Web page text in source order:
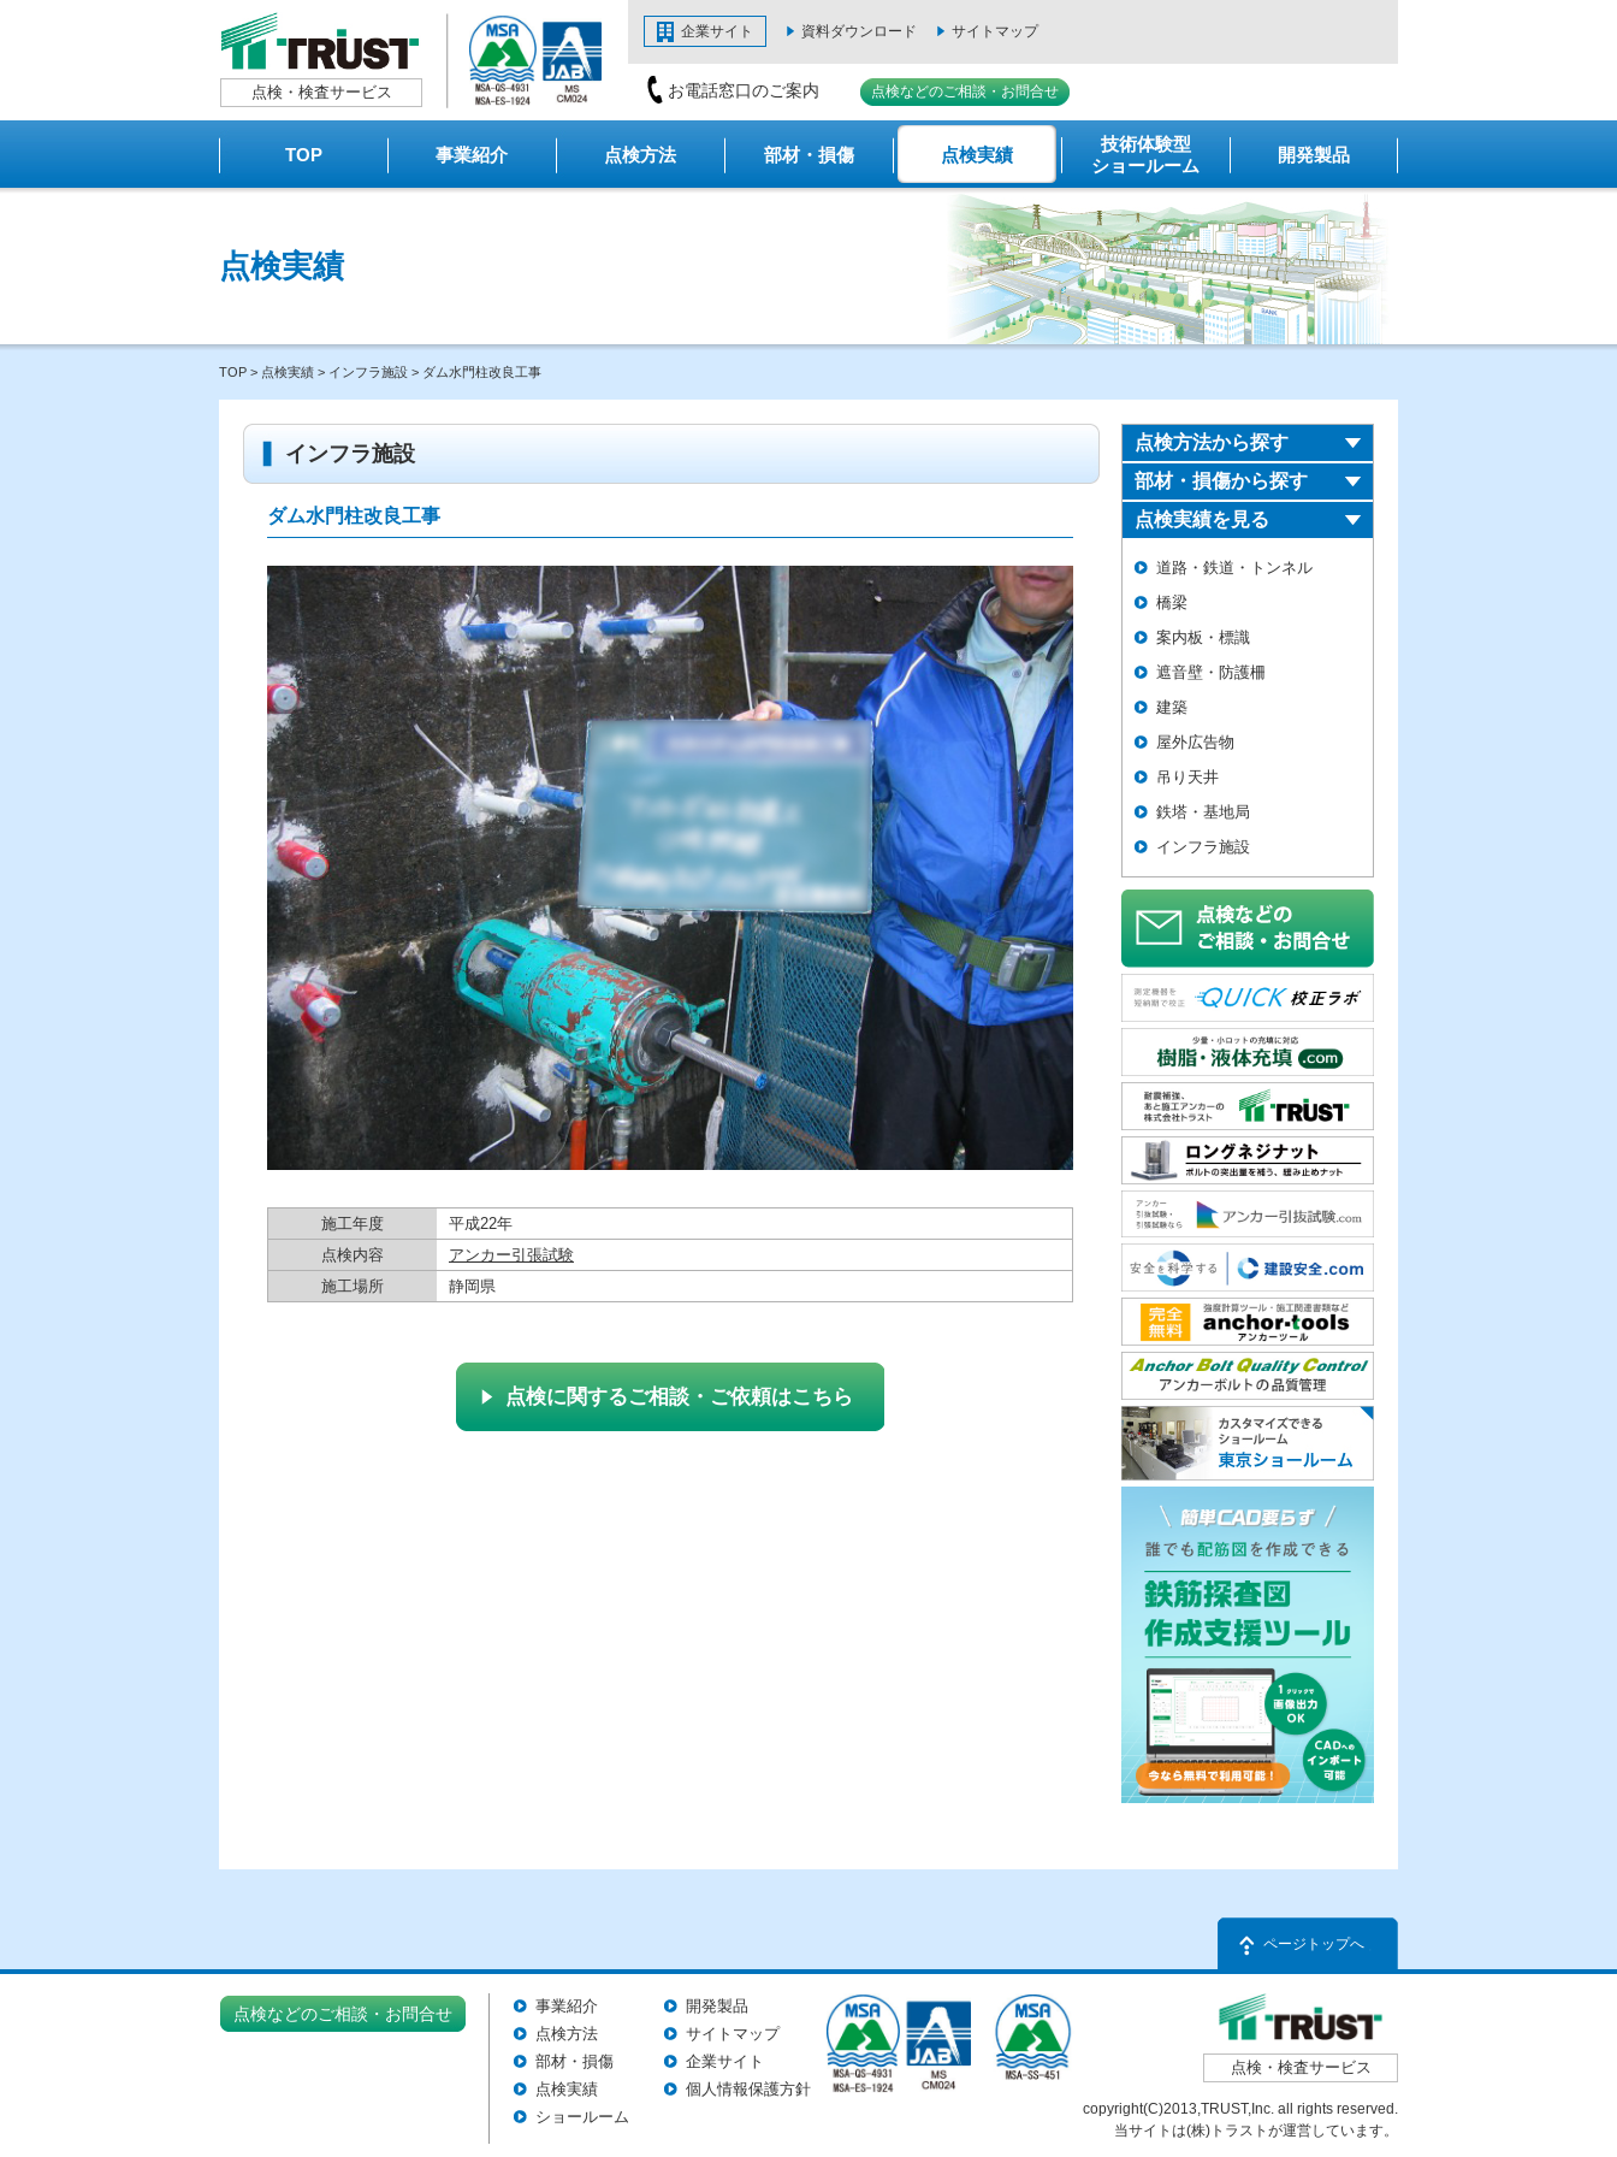
点検・検査サービス
企業サイト 資料ダウンロード サイトマップ
お電話窓口のご案内 点検などのご相談・お問合せ
TOP 事業紹介 点検方法 部材・損傷 点検実績
技術体験型
ショールーム
開発製品
点検実績
TOP > 点検実績 > インフラ施設 > ダム水門柱改良工事
インフラ施設
ダム水門柱改良工事
施工年度
平成22年
点検内容
アンカー引張試験
施工場所
静岡県
点検に関するご相談・ご依頼はこちら
点検方法から探す
部材・損傷から探す
点検実績を見る
道路・鉄道・トンネル
橋梁
案内板・標識
遮音壁・防護柵
建築
屋外広告物
吊り天井
鉄塔・基地局
インフラ施設
ページトップへ
点検などのご相談・お問合せ 事業紹介
開発製品
点検方法
サイトマップ
部材・損傷
企業サイト
点検実績
個人情報保護方針
ショールーム
点検・検査サービス
copyright(C)2013,TRUST,Inc. all rights reserved.
当サイトは(株)トラストが運営しています。